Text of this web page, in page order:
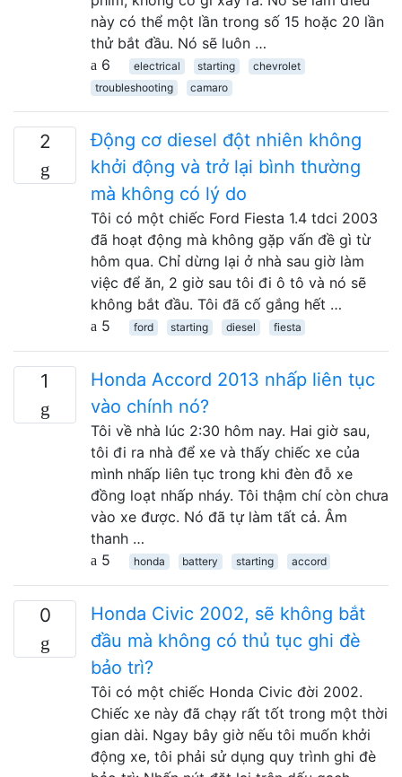
này có thể một lần trong số 15 hoặc 20 lần
thử bắt đầu. Nó sẽ luôn …
6
electrical starting
chevrolet
troubleshooting
camaro
2
Động cơ diesel đột nhiên không
khởi động và trở lại bình thường
mà không có lý do
Tôi có một chiếc Ford Fiesta 1.4 tdci 2003
đã hoạt động mà không gặp vấn đề gì từ
hôm qua. Chỉ dừng lại ở nhà sau giờ làm
việc để ăn, 2 giờ sau tôi đi ô tô và nó sẽ
không bắt đầu. Tôi đã cố gắng hết …
5
ford starting diesel fiesta
1
Honda Accord 2013 nhấp liên tục
vào chính nó?
Tôi về nhà lúc 2:30 hôm nay. Hai giờ sau,
tôi đi ra nhà để xe và thấy chiếc xe của
mình nhấp liên tục trong khi đèn đỗ xe
đồng loạt nhấp nháy. Tôi thậm chí còn chưa
vào xe được. Nó đã tự làm tất cả. Âm
thanh …
5
honda battery starting accord
0
Honda Civic 2002, sẽ không bắt
đầu mà không có thủ tục ghi đè
bảo trì?
Tôi có một chiếc Honda Civic đời 2002.
Chiếc xe này đã chạy rất tốt trong một thời
gian dài. Ngay bây giờ nếu tôi muốn khởi
động xe, tôi phải sử dụng quy trình ghi đè